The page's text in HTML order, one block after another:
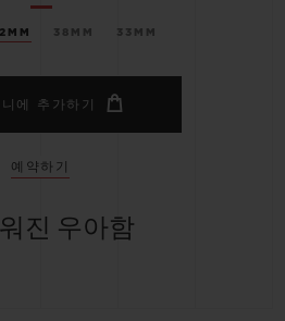
38MM 33MM
에 추가하기
예약하기
진 우아함